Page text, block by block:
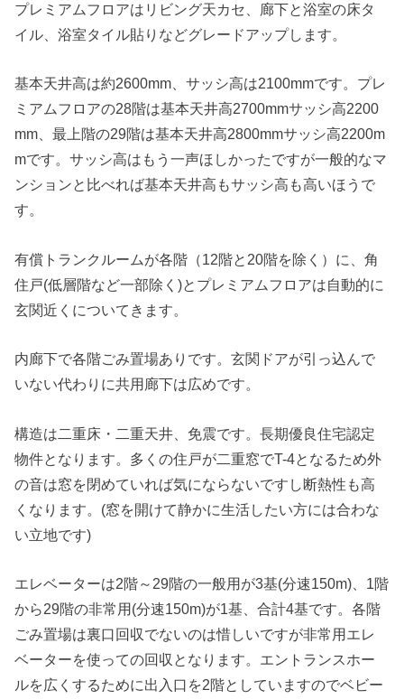
プレミアムフロアはリビング天カセ、廊下と浴室の床タ
イル、浴室タイル貼りなどグレードアップします。
基本天井高は約2600mm、サッシ高は2100mmです。プレ
ミアムフロアの28階は基本天井高2700mmサッシ高2200
mm、最上階の29階は基本天井高2800mmサッシ高2200m
mです。サッシ高はもう一声ほしかったですが一般的なマ
ンションと比べれば基本天井高もサッシ高も高いほうで
す。
有償トランクルームが各階（12階と20階を除く）に、角
住戸(低層階など一部除く)とプレミアムフロアは自動的に
玄関近くについてきます。
内廊下で各階ごみ置場ありです。玄関ドアが引っ込んで
いない代わりに共用廊下は広めです。
構造は二重床・二重天井、免震です。長期優良住宅認定
物件となります。多くの住戸が二重窓でT-4となるため外
の音は窓を閉めていれば気にならないですし断熱性も高
くなります。(窓を開けて静かに生活したい方には合わな
い立地です)
エレベーターは2階～29階の一般用が3基(分速150m)、1階
から29階の非常用(分速150m)が1基、合計4基です。各階
ごみ置場は裏口回収でないのは惜しいですが非常用エレ
ベーターを使っての回収となります。エントランスホー
ルを広くするために出入口を2階としていますのでベビー